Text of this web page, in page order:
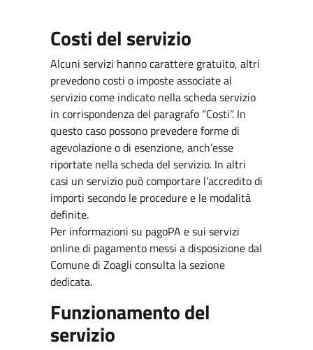
Costi del servizio
Alcuni servizi hanno carattere gratuito, altri
prevedono costi o imposte associate al
servizio come indicato nella scheda servizio
in corrispondenza del paragrafo “Costi”. In
questo caso possono prevedere forme di
agevolazione o di esenzione, anch’esse
riportate nella scheda del servizio. In altri
casi un servizio può comportare l’accredito di
importi secondo le procedure e le modalità
definite.
Per informazioni su pagoPA e sui servizi
online di pagamento messi a disposizione dal
Comune di Zoagli consulta la sezione
dedicata.
Funzionamento del
servizio